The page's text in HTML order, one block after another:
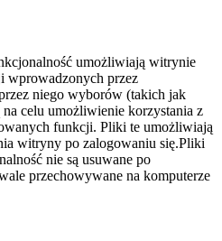
umożliwiają witrynie
wprowadzonych przez
niego wyborów (takich jak
celu umożliwienie korzystania z
funkcji. Pliki te umożliwiają
witryny po zalogowaniu się.Pliki
nie są usuwane po
przechowywane na komputerze